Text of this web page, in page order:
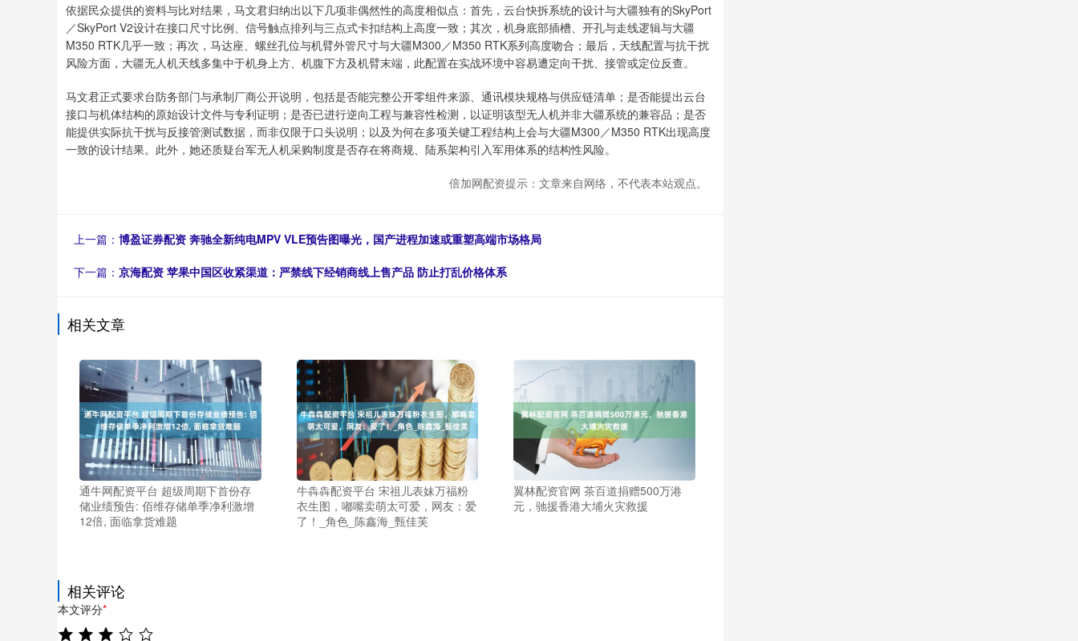
依据民众提供的资料与比对结果，马文君归纳出以下几项非偶然性的高度相似点：首先，云台快拆系统的设计与大疆独有的SkyPort
／SkyPort V2设计在接口尺寸比例、信号触点排列与三点式卡扣结构上高度一致；其次，机身底部插槽、开孔与走线逻辑与大疆
M350 RTK几乎一致；再次，马达座、螺丝孔位与机臂外管尺寸与大疆M300／M350 RTK系列高度吻合；最后，天线配置与抗干扰
风险方面，大疆无人机天线多集中于机身上方、机腹下方及机臂末端，此配置在实战环境中容易遭定向干扰、接管或定位反查。
马文君正式要求台防务部门与承制厂商公开说明，包括是否能完整公开零组件来源、通讯模块规格与供应链清单；是否能提出云台
接口与机体结构的原始设计文件与专利证明；是否已进行逆向工程与兼容性检测，以证明该型无人机并非大疆系统的兼容品；是否
能提供实际抗干扰与反接管测试数据，而非仅限于口头说明；以及为何在多项关键工程结构上会与大疆M300／M350 RTK出现高度
一致的设计结果。此外，她还质疑台军无人机采购制度是否存在将商规、陆系架构引入军用体系的结构性风险。
倍加网配资提示：文章来自网络，不代表本站观点。
上一篇： 博盈证券配资 奔驰全新纯电MPV VLE预告图曝光，国产进程加速或重塑高端市场格局
下一篇： 京海配资 苹果中国区收紧渠道：严禁线下经销商线上售产品 防止打乱价格体系
相关文章
通牛网配资平台 超级周期下首份存
储业绩预告: 佰维存储单季净利激增
12倍, 面临拿货难题
牛犇犇配资平台 宋祖儿表妹万福粉
衣生图，嘟嘴卖萌太可爱，网友：爱
了！_角色_陈鑫海_甄佳芙
翼林配资官网 茶百道捐赠500万港
元，驰援香港大埔火灾救援
相关评论
本文评分*